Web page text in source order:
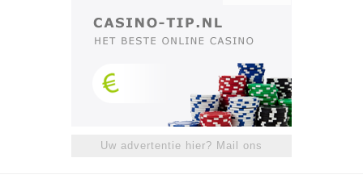
Uw advertentie hier? Mail ons